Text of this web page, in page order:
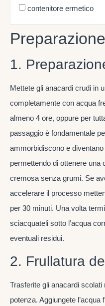
contenitore ermetico
Preparazione
1.
Mettete gli anacardi crudi in
completamente con acqua
almeno 4 ore, oppure per
passaggio è fondamentale
ammorbidiscono e
permettendo di ottenere una
cremosa senza grumi. Se
accelerare il processo
per 30 minuti. Una volta
sciacquateli sotto l’acqua
eventuali residui.
2. Frullatura
Trasferite gli anacardi
potenza. Aggiungete